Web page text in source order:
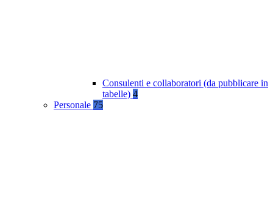
Consulenti e collaboratori (da pubblicare in
tabelle) 4
Personale 75